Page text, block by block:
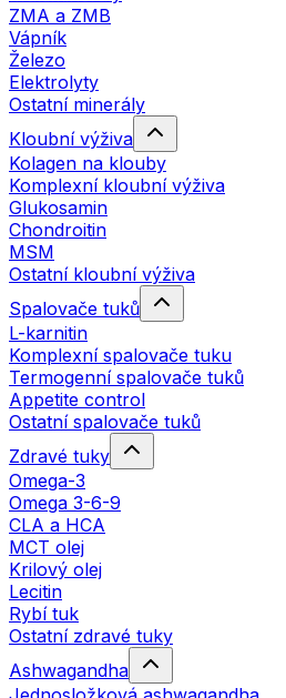
ZMA a ZMB
Vápník
Železo
Elektrolyty
Ostatní minerály
Kloubní výživa
Kolagen na klouby
Komplexní kloubní výživa
Glukosamin
Chondroitin
MSM
Ostatní kloubní výživa
Spalovače tuků
L-karnitin
Komplexní spalovače tuku
Termogenní spalovače tuků
Appetite control
Ostatní spalovače tuků
Zdravé tuky
Omega-3
Omega 3-6-9
CLA a HCA
MCT olej
Krilový olej
Lecitin
Rybí tuk
Ostatní zdravé tuky
Ashwagandha